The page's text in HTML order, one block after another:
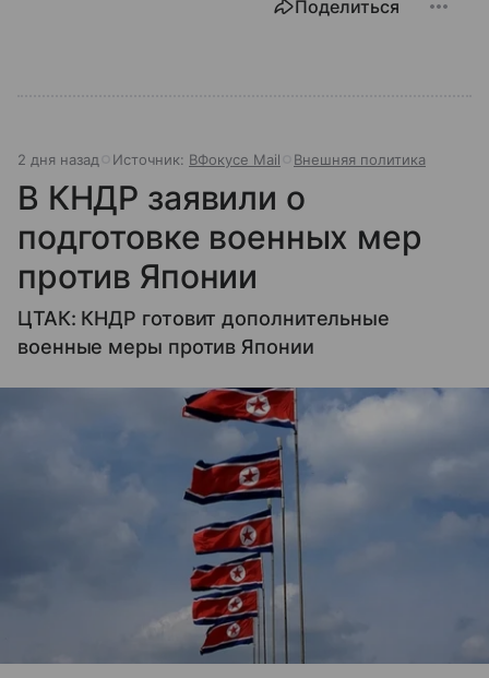
Поделиться
2 дня назад Источник: ВФокусе Mail Внешняя политика
В КНДР заявили о
подготовке военных мер
против Японии
ЦТАК: КНДР готовит дополнительные
военные меры против Японии